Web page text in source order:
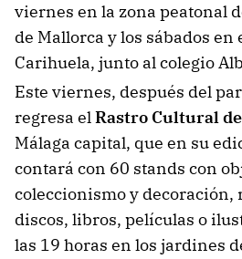
viernes en la zona peatonal
de Mallorca y los sábados en
Carihuela, junto al colegio
Este viernes, después del
regresa elRastro Cultural
Málaga capital, que en su
contará con 60 stands con
coleccionismo y decoración,
discos, libros, películas o
las 19 horas en los jardines